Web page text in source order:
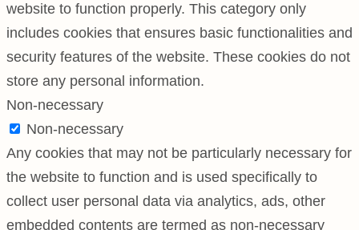
website to function properly. This category only
includes cookies that ensures basic functionalities and
security features of the website. These cookies do not
store any personal information.
Non-necessary
Non-necessary
Any cookies that may not be particularly necessary for
the website to function and is used specifically to
collect user personal data via analytics, ads, other
embedded contents are termed as non-necessary